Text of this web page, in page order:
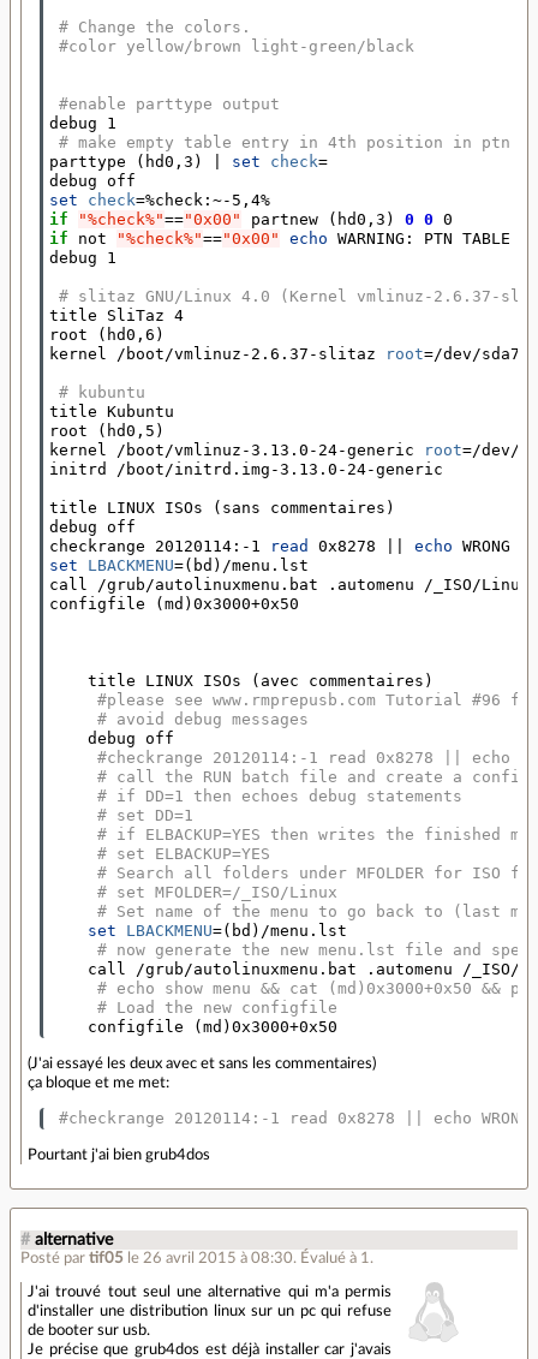
# Change the colors.
#color yellow/brown light-green/black
#enable parttype output
debug 1
# make empty table entry in 4th position in ptn
parttype
( hd0,3 ) set check=
set check=
if
"%check%"=="0x00" partnew ( hd0,3 ) 0 0
if not "%check%"=="0x00" echo WARNING: PTN TABLE
debug 1
# slitaz GNU/Linux 4.0 (Kernel vmlinuz-2.6.37-
title SliTaz 4
root
( hd0,6 )
kernel /boot/vmlinuz-2.6.37-slitaz
root=/dev/sda7
# kubuntu
title Kubuntu
root
( hd0,5 )
kernel /boot/vmlinuz-3.13.0-24-generic
root=/dev/
initrd /boot/initrd.img-3.13.0-24-generic
title LINUX ISOs ( sans commentaires )
debug off
checkrange 20120114:-1
read 0x8278 echo WRONG
set LBACKMENU=( bd ) /menu.lst
call /grub/autolinuxmenu.bat .automenu /_ISO/Linux
configfile
( md ) 0x3000+0x50
    title LINUX ISOs
( avec commentaires )
#please see www.rmprepusb.com Tutorial #96
# avoid debug messages
    debug off
#checkrange 20120114:-1 read 0x8278 || echo
# call the RUN batch file and create a
# if DD=1 then echoes debug statements
# set DD=1
# if ELBACKUP=YES then writes the finished
# set ELBACKUP=YES
# Search all folders under MFOLDER for ISO
# set MFOLDER=/_ISO/Linux
# Set name of the menu to go back to (last
set LBACKMENU=( bd ) /menu.lst
# now generate the new menu.lst file and
call /grub/autolinuxmenu.bat .automenu /_ISO/
# echo show menu && cat (md)0x3000+0x50 &&
# Load the new configfile
    configfile
( md ) 0x3000+0x50
(J'ai essayé les deux avec et sans les commentaires)
ça bloque et me met:
#checkrange 20120114:-1 read 0x8278 || echo
Pourtant j'ai bien grub4dos
# alternative
Posté par tif05 le 26 avril 2015 à 08:30. Évalué à 1 .
J'ai trouvé tout seul une alternative qui m'a permis
d'installer une distribution linux sur un pc qui refuse
de booter sur usb.
Je précise que grub4dos est déjà installer car j'avais